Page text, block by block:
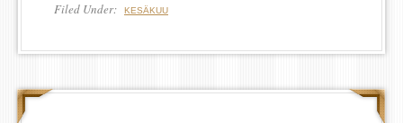
Filed Under: KESÄKUU